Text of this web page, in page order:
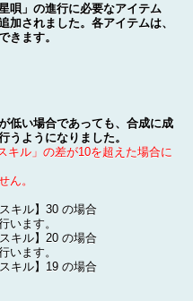
唄」の進行に必要なアイテム
加されました。各アイテムは、
きます。
低い場合であっても、合成に成
うようになりました。
ル」の差が10を超えた場合に
ん。
キル】30 の場合
います。
キル】20 の場合
います。
キル】19 の場合